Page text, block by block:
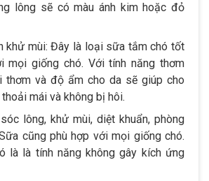
lông sẽ có màu ánh kim hoặc đỏ
khử mùi: Đây là loại sữa tắm chó tốt
mọi giống chó. Với tính năng thơm
thơm và độ ẩm cho da sẽ giúp cho
mái và không bị hôi.
lông, khử mùi, diệt khuẩn, phòng
cũng phù hợp với mọi giống chó.
là là tính năng không gây kích ứng